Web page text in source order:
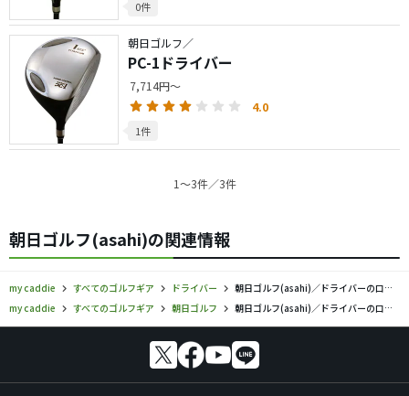
0件
朝日ゴルフ／
PC-1ドライバー
7,714円～
4.0
1件
1〜3件／3件
朝日ゴルフ(asahi)の関連情報
my caddie すべてのゴルフギア ドライバー
朝日ゴルフ(asahi)／ドライバーの口コミ評価
my caddie
すべてのゴルフギア 朝日ゴルフ 朝日ゴルフ(asahi)／ドライバーの口コミ評価